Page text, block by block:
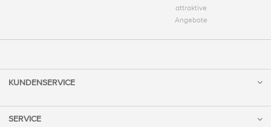
attraktive
Angebote
KUNDENSERVICE
SERVICE